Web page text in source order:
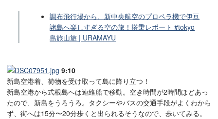
調布飛行場から、新中央航空のプロペラ機で伊豆
諸島へ楽しすぎる空の旅！搭乗レポート #tokyo
島旅山旅 | URAMAYU
9:10
新島空港着、荷物を受け取って島に降り立つ！
新島空港から式根島へは連絡船で移動。空き時間が2時間ほどあっ
たので、新島をうろうろ。タクシーやバスの交通手段がよくわから
ず、街へは15分〜20分歩くと出られるそうなので、歩いてみる。